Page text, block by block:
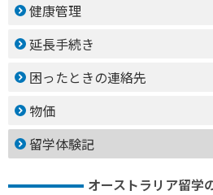
健康管理
延長手続き
困ったときの連絡先
物価
留学体験記
オーストラリア留学